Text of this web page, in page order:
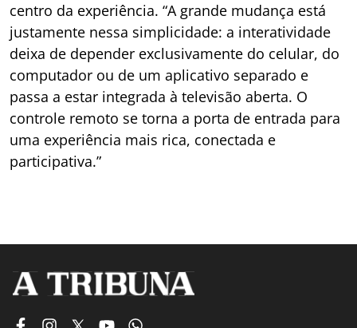
centro da experiência. “A grande mudança está
justamente nessa simplicidade: a interatividade
deixa de depender exclusivamente do celular, do
computador ou de um aplicativo separado e
passa a estar integrada à televisão aberta. O
controle remoto se torna a porta de entrada para
uma experiência mais rica, conectada e
participativa.”